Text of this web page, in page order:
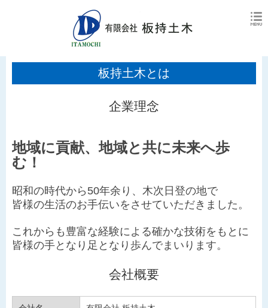
板持土木とは
企業理念
地域に貢献、地域と共に未来へ歩
む！
昭和の時代から50年余り、木次日登の地で
皆様の生活のお手伝いをさせていただきました。
これからも豊富な経験による確かな技術をもとに
皆様の手となり足となり歩んでまいります。
会社概要